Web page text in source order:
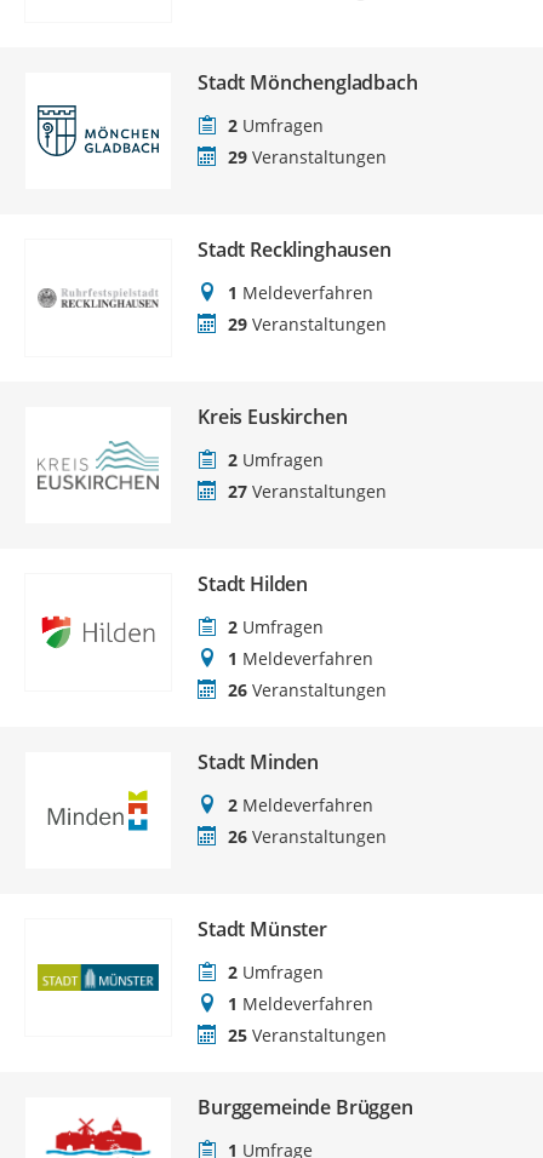
Stadt Mönchengladbach
2 Umfragen
29 Veranstaltungen
Stadt Recklinghausen
1 Meldeverfahren
29 Veranstaltungen
Kreis Euskirchen
2 Umfragen
27 Veranstaltungen
Stadt Hilden
2 Umfragen
1 Meldeverfahren
26 Veranstaltungen
Stadt Minden
2 Meldeverfahren
26 Veranstaltungen
Stadt Münster
2 Umfragen
1 Meldeverfahren
25 Veranstaltungen
Burggemeinde Brüggen
1 Umfrage